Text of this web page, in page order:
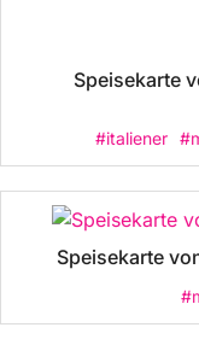
Speisekarte
#italiener
Speisekarte